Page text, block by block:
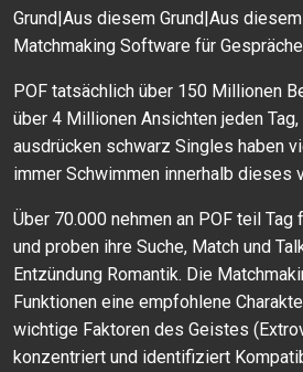
Grund|Aus diesem Grund|Aus
Matchmaking Software für
POF tatsächlich über 150 Millionen
über 4 Millionen Ansichten jeden
ausdrücken schwarz Singles haben
immer Schwimmen innerhalb dieses
Über 70.000 nehmen an POF teil
und proben ihre Suche, Match und
Entzündung Romantik. Die
Funktionen eine empfohlene
wichtige Faktoren des Geistes
konzentriert und identifiziert